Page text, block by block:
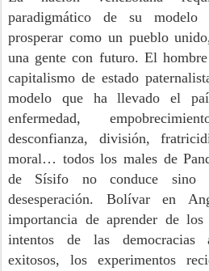
paradigmático de su modelo
prosperar como un pueblo
una gente con futuro. El
capitalismo de estado
modelo que ha llevado el
enfermedad,
desconfianza, división,
moral… todos los males de
de Sísifo no conduce
desesperación. Bolívar en
importancia de aprender de
intentos de las democracias
exitosos, los experimentos